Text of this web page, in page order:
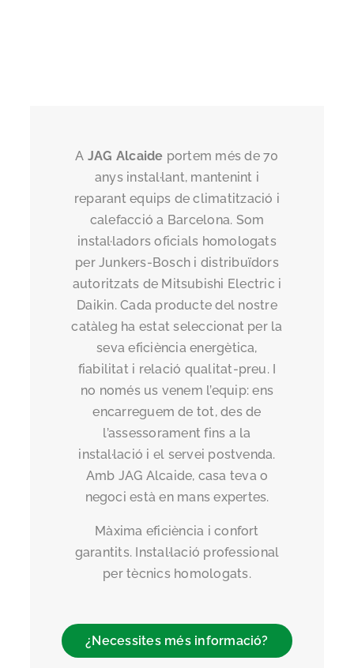
A JAG Alcaide portem més de 70
anys instal·lant, mantenint i
reparant equips de climatització i
calefacció a Barcelona. Som
instal·ladors oficials homologats
per Junkers-Bosch i distribuïdors
autoritzats de Mitsubishi Electric i
Daikin. Cada producte del nostre
catàleg ha estat seleccionat per la
seva eficiència energètica,
fiabilitat i relació qualitat-preu. I
no només us venem l’equip: ens
encarreguem de tot, des de
l’assessorament fins a la
instal·lació i el servei postvenda.
Amb JAG Alcaide, casa teva o
negoci està en mans expertes.
Màxima eficiència i confort
garantits. Instal·lació professional
per tècnics homologats.
¿Necessites més informació?